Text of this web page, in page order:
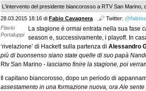
L'intervento del presidente biancorosso a RTV San Marino,
28.03.2015 18:16 di Fabio Cavagnera Twitter:
Flavio
Portaluppi
La stagione è ormai entrata nella sua fase
season e, successivamente, i playoff. In
‘rivelazione’ di Hackett sulla partenza di Alessandro
più di buonsenso siano state quelle di suo papà
Rtv San Marino - lasciamo finire la stagione, poi
Il capitano biancorosso, dopo un periodo di
assestamento in una formazione nuova, ora Ale